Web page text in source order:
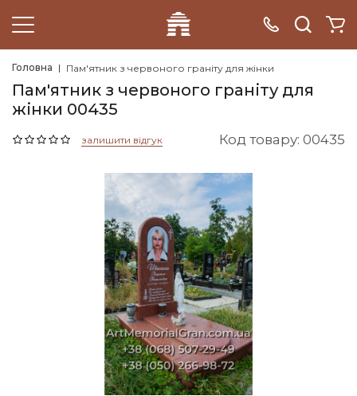
Головна Пам'ятник з червоного граніту для жінки
Пам'ятник з червоного граніту для
жінки 00435
залишити відгук Код товару: 00435